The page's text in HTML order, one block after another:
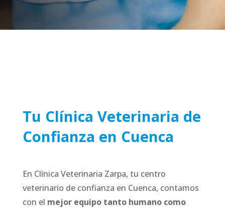
Tu Clínica Veterinaria de
Confianza en Cuenca
En Clínica Veterinaria Zarpa, tu centro
veterinario de confianza en Cuenca, contamos
con el mejor equipo tanto humano como